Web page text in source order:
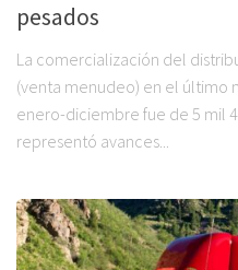
pesados
La comercialización del
(venta menudeo) en el último
enero-diciembre fue de 5 mil
representó avances...